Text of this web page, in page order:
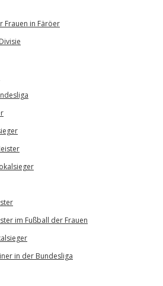
Frauen in Färöer
im Fußball der Frauen
in der Bundesliga